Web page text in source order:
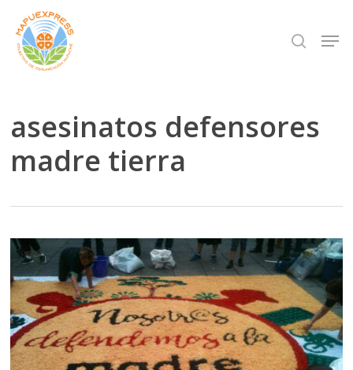
Skip
main
search
asesinatos defensores
madre tierra
Close